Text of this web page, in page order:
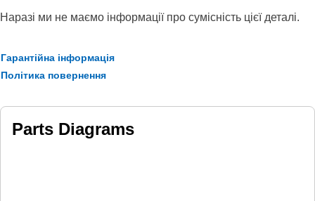
Наразі ми не маємо інформації про сумісність цієї деталі.
Гарантійна інформація
Політика повернення
Parts Diagrams